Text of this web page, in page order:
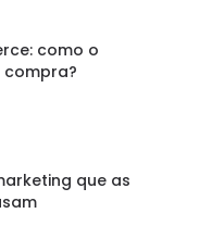
como o
que as